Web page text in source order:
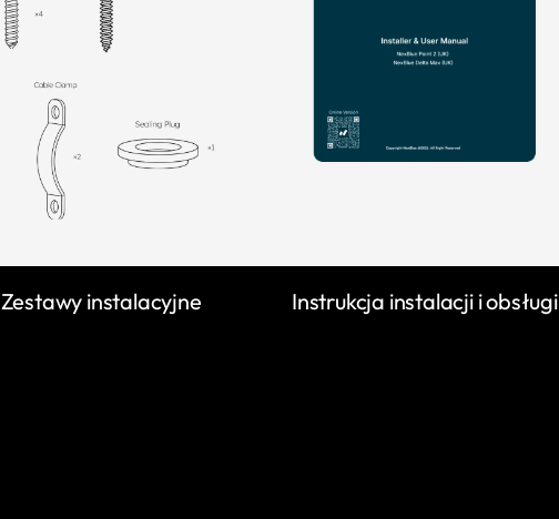
Zestawy instalacyjne Instrukcja instalacji i obsługi